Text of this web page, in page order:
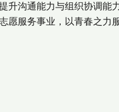
沟通能力与组织协调能
服务事业，以青春之力